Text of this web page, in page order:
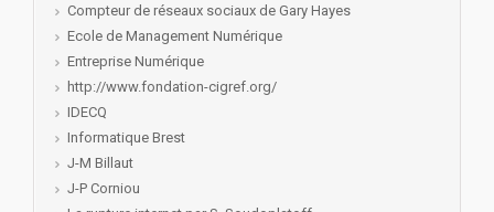
Compteur de réseaux sociaux de Gary Hayes
Ecole de Management Numérique
Entreprise Numérique
http://www.fondation-cigref.org/
IDECQ
Informatique Brest
J-M Billaut
J-P Corniou